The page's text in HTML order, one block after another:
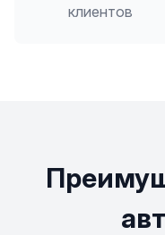
клиентов